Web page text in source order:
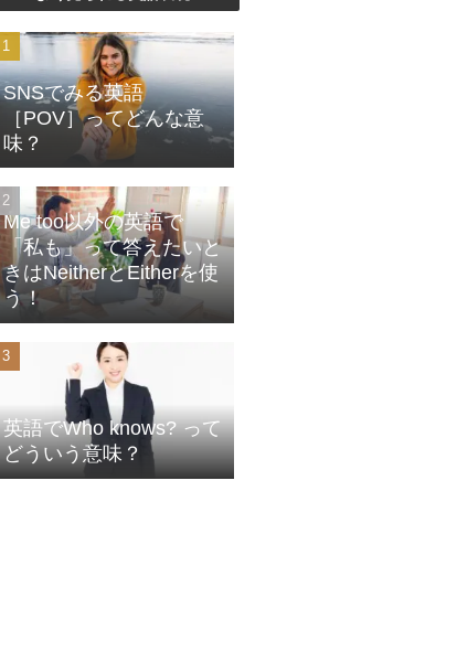
SNSでみる英語
［POV］ってどんな意
味？
Me too以外の英語で
「私も」って答えたいと
きはNeitherとEitherを使
う！
英語でWho knows? って
どういう意味？